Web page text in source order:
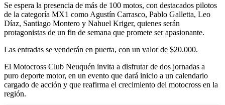
Se espera la presencia de más de 100 motos, con destacados pilotos
de la categoría MX1 como Agustín Carrasco, Pablo Galletta, Leo
Díaz, Santiago Montero y Nahuel Kriger, quienes serán
protagonistas de un fin de semana que promete ser apasionante.
Las entradas se venderán en puerta, con un valor de $20.000.
El Motocross Club Neuquén invita a disfrutar de dos jornadas a
puro deporte motor, en un evento que dará inicio a un calendario
cargado de acción y que reafirma el crecimiento del motocross en la
región.